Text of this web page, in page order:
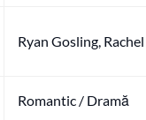
Ryan Gosling,
Romantic / Dramă